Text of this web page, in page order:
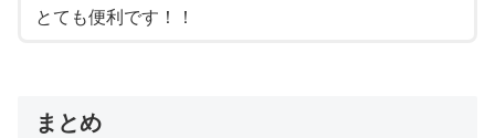
とても便利です！！
まとめ